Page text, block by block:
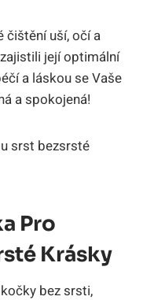
čištění uší, očí a
její optimální
a láskou se Vaše
a spokojená!
Pro
Krásky
bez srsti,